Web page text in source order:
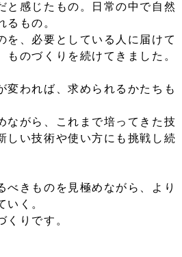
と感じたもの。日常の中で自然
るもの。
を、必要としている人に届けて
ものづくりを続けてきました。
変われば、求められるかたちも
ながら、これまで培ってきた技
しい技術や使い方にも挑戦し続
べきものを見極めながら、より
いく。
くりです。